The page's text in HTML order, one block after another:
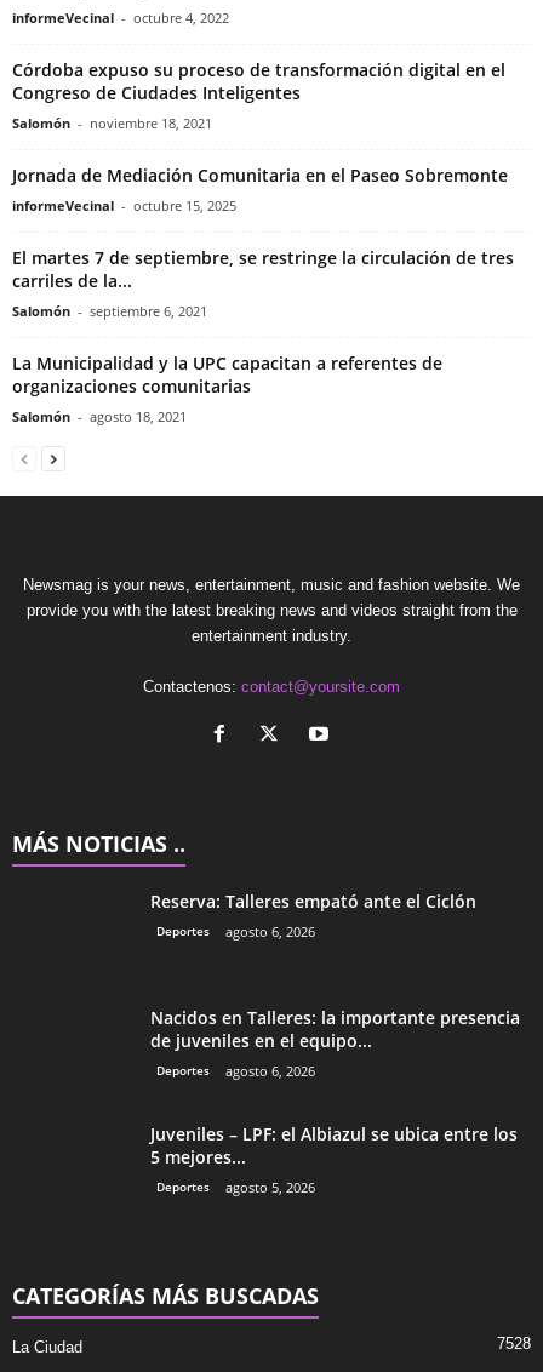
informeVecinal - octubre 4, 2022
Córdoba expuso su proceso de transformación digital en el
Congreso de Ciudades Inteligentes
Salomón - noviembre 18, 2021
Jornada de Mediación Comunitaria en el Paseo Sobremonte
informeVecinal - octubre 15, 2025
El martes 7 de septiembre, se restringe la circulación de tres
carriles de la...
Salomón - septiembre 6, 2021
La Municipalidad y la UPC capacitan a referentes de
organizaciones comunitarias
Salomón - agosto 18, 2021
Newsmag is your news, entertainment, music and fashion website. We
provide you with the latest breaking news and videos straight from the
entertainment industry.
Contactenos: contact@yoursite.com
MÁS NOTICIAS ..
Reserva: Talleres empató ante el Ciclón
Deportes agosto 6, 2026
Nacidos en Talleres: la importante presencia
de juveniles en el equipo...
Deportes agosto 6, 2026
Juveniles – LPF: el Albiazul se ubica entre los
5 mejores...
Deportes agosto 5, 2026
CATEGORÍAS MÁS BUSCADAS
La Ciudad
7528